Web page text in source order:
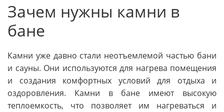
Зачем нужны камни в
бане
Камни уже давно стали неотъемлемой частью бани
и сауны. Они используются для нагрева помещения
и создания комфортных условий для отдыха и
оздоровления. Камни в бане имеют высокую
теплоемкость, что позволяет им нагреваться и